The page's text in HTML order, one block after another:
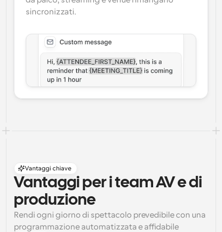
sincronizzati.
Vantaggi chiave
Vantaggi per i team AV e di
produzione
Rendi ogni giorno di spettacolo prevedibile con una
programmazione automatizzata e affidabile